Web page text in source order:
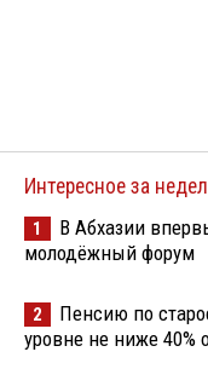
Интересное за
1
В Абхазии
молодёжный форум
2
Пенсию по
уровне не ниже 40%